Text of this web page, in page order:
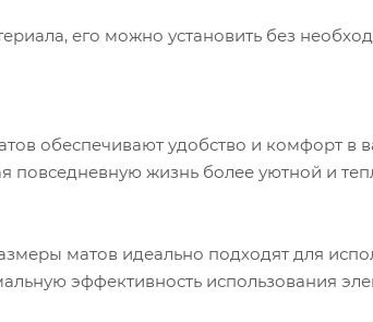
его можно установить без
обеспечивают удобство и комфорт в
повседневную жизнь более уютной и
матов идеально подходят для
эффективность использования